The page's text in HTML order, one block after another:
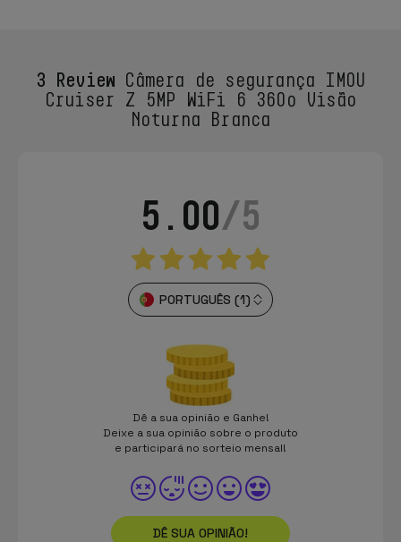
3 Review Câmera de segurança IMOU
Cruiser Z 5MP WiFi 6 360º Visão
Noturna Branca
5.00/5
PORTUGUÊS (1)
Dê a sua opinião e Ganhe!
Deixe a sua opinião sobre o produto
e participará no sorteio mensal!
DÊ SUA OPINIÃO!